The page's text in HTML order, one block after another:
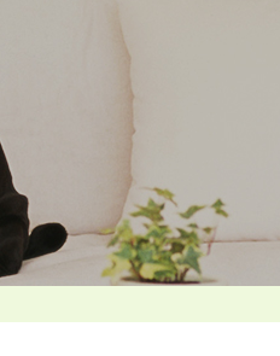
ペットシッティングコース